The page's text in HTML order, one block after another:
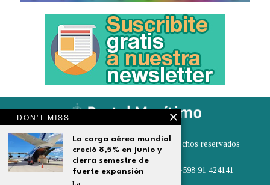
© 2024 - Portal Marítimo -Todos los derechos reservados
Contáctenos en:
elcontenedor@portalmaritimo.com.uy • +598 91 424141
DON'T MISS
La carga aérea mundial
creció 8,5% en junio y
cierra semestre de
fuerte expansión